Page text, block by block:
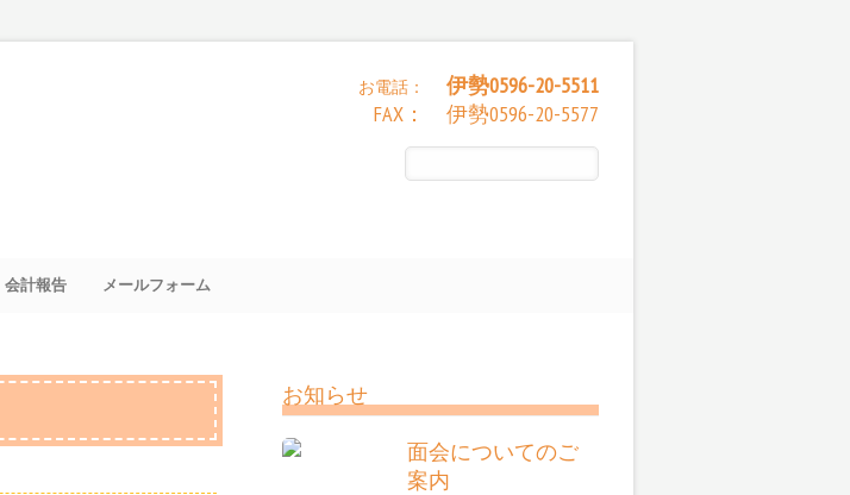
お電話：
伊勢0596-20-5511
FAX： 伊勢0596-20-5577
会計報告 メールフォーム
お知らせ
面会についてのご
案内